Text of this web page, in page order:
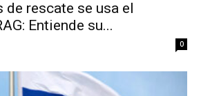
de rescate se usa el
Entiende su...
0